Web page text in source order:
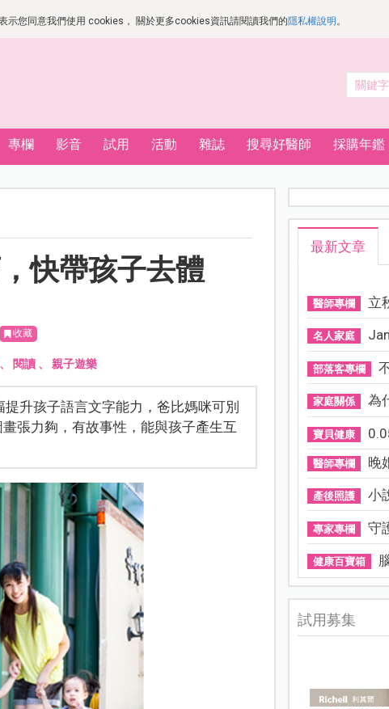
示您同意我們使用 cookies， 關於更多cookies資訊請閱讀我們的隱私權說明 。
專欄 影音 試用 活動 雜誌 搜尋好醫師 採購年鑑
快帶孩子去體
收藏
閱讀、 親子遊樂
升孩子語言文字能力，爸比媽咪可別
張力夠，有故事性，能與孩子產生互
最新文章
醫師專欄 立
名人家庭
部落客專欄
家庭關係 為
寶貝健康
醫師專欄 晚
產後照護 小
專家專欄 守
健康百寶箱
試用募集